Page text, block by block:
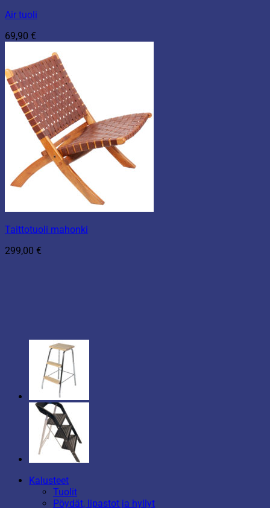
Air tuoli
69,90 €
Taittotuoli mahonki
299,00 €
Kalusteet
Tuolit
Pöydät, lipastot ja hyllyt